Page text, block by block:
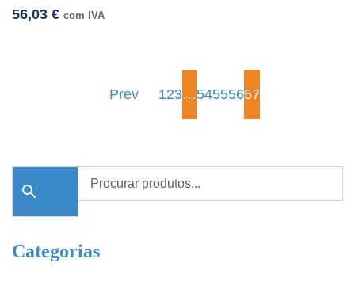
56,03 € com IVA
Prev 123…54555657
Categorias